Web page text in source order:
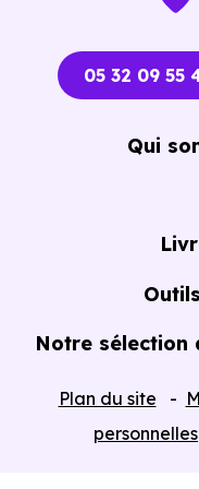
05 32 09 55
Qui
Guide de
Notre sélection
Plan du site
personnelles